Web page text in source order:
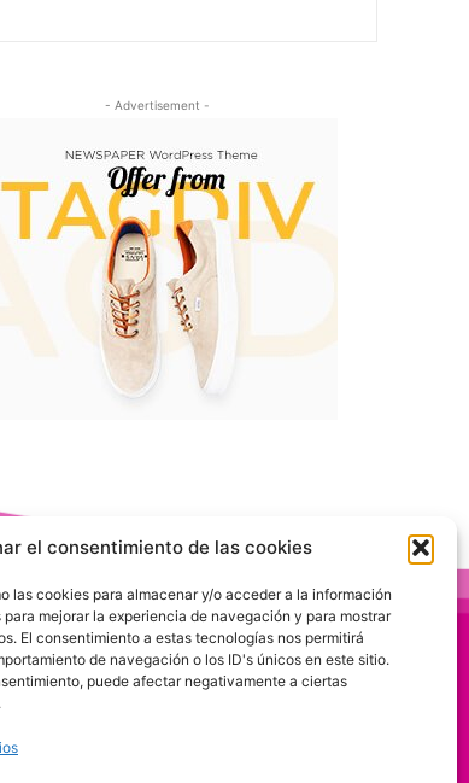
el consentimiento de las cookies
las cookies para almacenar y/o acceder a la información
mejorar la experiencia de navegación y para mostrar
El consentimiento a estas tecnologías nos permitirá
de navegación o los ID's únicos en este sitio.
puede afectar negativamente a ciertas
- Advertisement -